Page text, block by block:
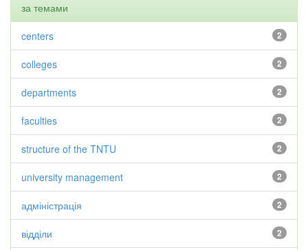
за темами
2
centers
2
colleges
2
departments
2
faculties
2
structure of the TNTU
2
university management
2
адміністрація
2
відділи